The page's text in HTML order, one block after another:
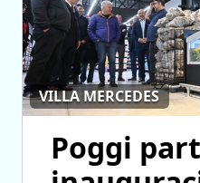
VILLA MERCEDES
Poggi